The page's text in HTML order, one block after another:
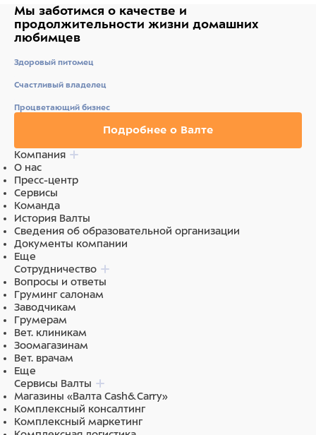
Вода, цетеариловый спирт, парафиновое масло/
минеральное масло, цетримония хлорид,
феноксиэтанол, лимонная кислота,
кислотно-желтый 23, экстракт меда, парфюм
Вода, цетеариловый спирт, парафиновое масло/
феноксиэтанол, лимонная кислота,
этилгексилглицерин, пропиленгликоль, СІ 19140/
кислотно-желтый 23, экстракт меда, парфюм
(отдушка).
Мы заботимся о качестве и
продолжительности жизни домашних
любимцев
Здоровый питомец
Счастливый владелец
Процветающий бизнес
Подробнее о Валте
Компания
О нас
Пресс-центр
Сервисы
Команда
История Валты
Сведения об образовательной организации
Документы компании
Еще
Сотрудничество
Вопросы и ответы
Груминг салонам
Заводчикам
Грумерам
Вет. клиникам
Зоомагазинам
Вет. врачам
Еще
Сервисы Валты
Магазины «Валта Cash&Carry»
Комплексный консалтинг
Комплексный маркетинг